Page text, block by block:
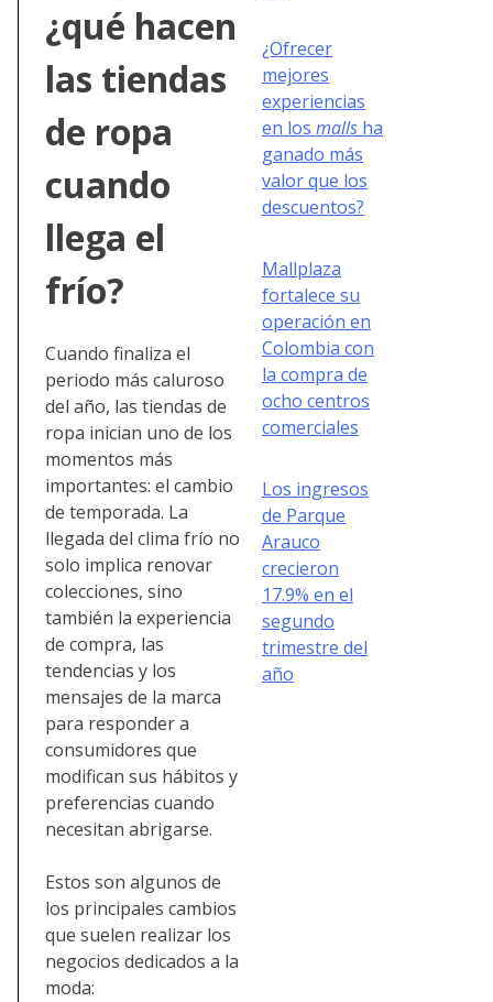
¿qué hacen
las tiendas
de ropa
cuando
llega el
frío?
Cuando finaliza el
periodo más caluroso
del año, las tiendas de
ropa inician uno de los
momentos más
importantes: el cambio
de temporada. La
llegada del clima frío no
solo implica renovar
colecciones, sino
también la experiencia
de compra, las
tendencias y los
mensajes de la marca
para responder a
consumidores que
modifican sus hábitos y
preferencias cuando
necesitan abrigarse.
Estos son algunos de
los principales cambios
que suelen realizar los
negocios dedicados a la
moda:
¿Ofrecer
mejores
experiencias
en los malls ha
ganado más
valor que los
descuentos?
Mallplaza
fortalece su
operación en
Colombia con
la compra de
ocho centros
comerciales
Los ingresos
de Parque
Arauco
crecieron
17.9% en el
segundo
trimestre del
año